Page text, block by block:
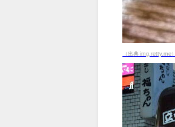
（出典 img.retty.me）